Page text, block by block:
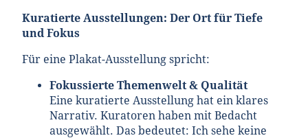
Kuratierte Ausstellungen: Der Ort für Tiefe
und Fokus
Für eine Plakat-Ausstellung spricht:
Fokussierte Themenwelt & Qualität
Eine kuratierte Ausstellung hat ein klares
Narrativ. Kuratoren haben mit Bedacht
ausgewählt. Das bedeutet: Ich sehe keine